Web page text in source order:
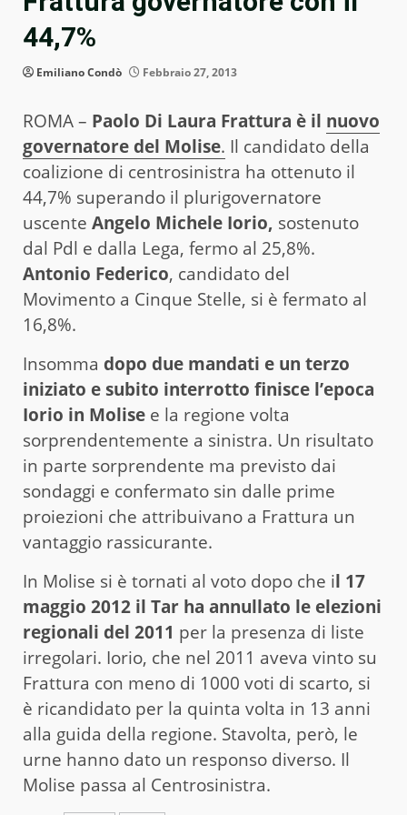
44,7%
Emiliano Condò Febbraio 27, 2013
ROMA – Paolo Di Laura Frattura è il nuovo
governatore del Molise. Il candidato della
coalizione di centrosinistra ha ottenuto il
44,7% superando il plurigovernatore
uscente Angelo Michele Iorio, sostenuto
dal Pdl e dalla Lega, fermo al 25,8%.
Antonio Federico, candidato del
Movimento a Cinque Stelle, si è fermato al
16,8%.
Insomma dopo due mandati e un terzo
iniziato e subito interrotto finisce l’epoca
Iorio in Molise e la regione volta
sorprendentemente a sinistra. Un risultato
in parte sorprendente ma previsto dai
sondaggi e confermato sin dalle prime
proiezioni che attribuivano a Frattura un
vantaggio rassicurante.
In Molise si è tornati al voto dopo che il 17
maggio 2012 il Tar ha annullato le elezioni
regionali del 2011 per la presenza di liste
irregolari. Iorio, che nel 2011 aveva vinto su
Frattura con meno di 1000 voti di scarto, si
è ricandidato per la quinta volta in 13 anni
alla guida della regione. Stavolta, però, le
urne hanno dato un responso diverso. Il
Molise passa al Centrosinistra.